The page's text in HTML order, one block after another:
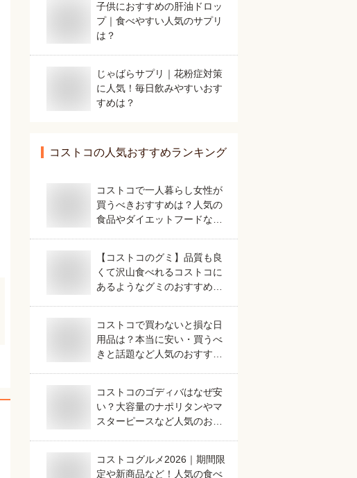
子供におすすめの肝油ドロッ
プ｜食べやすい人気のサプリ
は？
じゃばらサプリ｜花粉症対策
に人気！毎日飲みやすいおす
すめは？
コストコの人気おすすめランキング
コストコで一人暮らし女性が
買うべきおすすめは？人気の
食品やダイエットフードなど
【コストコのグミ】品質も良
くて沢山食べれるコストコに
あるようなグミのおすすめ
コストコで買わないと損な日
用品は？本当に安い・買うべ
きと話題など人気のおすすめ
コストコのゴディバはなぜ安
い？大容量のナポリタンやマ
スターピースなど人気のおす
コストコグルメ2026｜期間限
定や新商品など！人気の食べ